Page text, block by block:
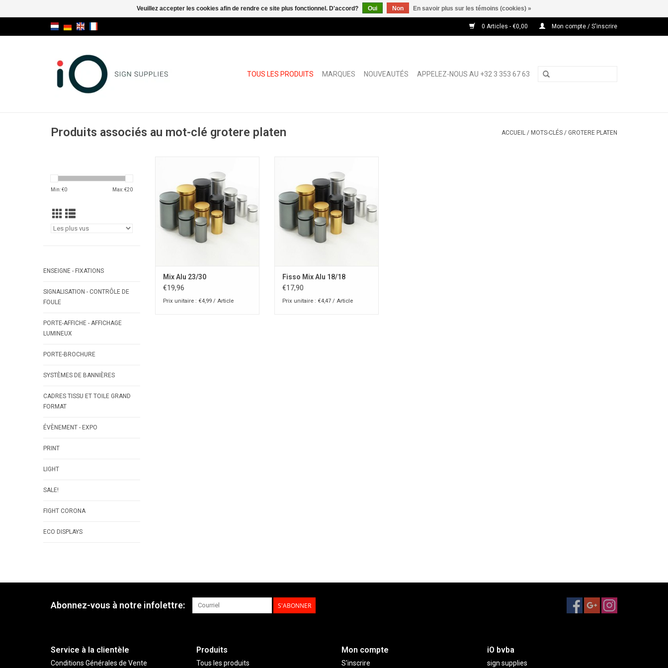
0 Articles - €0,00 Mon compte / S'inscrire
TOUS LES PRODUITS MARQUES NOUVEAUTÉS APPELEZ-NOUS AU +32 3 353 67 63
Produits associés au mot-clé grotere platen ACCUEIL / MOTS-CLÉS / GROTERE PLATEN
Min: €0 Max: €20
ENSEIGNE - FIXATIONS
SIGNALISATION - CONTRÔLE DE
FOULE
PORTE-AFFICHE - AFFICHAGE
LUMINEUX
PORTE-BROCHURE
SYSTÈMES DE BANNIÈRES
CADRES TISSU ET TOILE GRAND
FORMAT
ÉVÈNEMENT - EXPO
PRINT
LIGHT
SALE!
FIGHT CORONA
ECO DISPLAYS
Mix Alu 23/30
€19,96
Prix unitaire : €4,99 / Article
AJOUTER AU PANIER
Fisso Mix Alu 18/18
€17,90
Prix unitaire : €4,47 / Article
Abonnez-vous à notre infolettre: S'ABONNER
Service à la clientèle
Conditions Générales de Vente
Produits
Tous les produits
Mon compte
S'inscrire
iO bvba
sign supplies
Veuillez accepter les cookies afin de rendre ce site plus fonctionnel. D'accord? Oui Non En savoir plus sur les témoins (cookies) »